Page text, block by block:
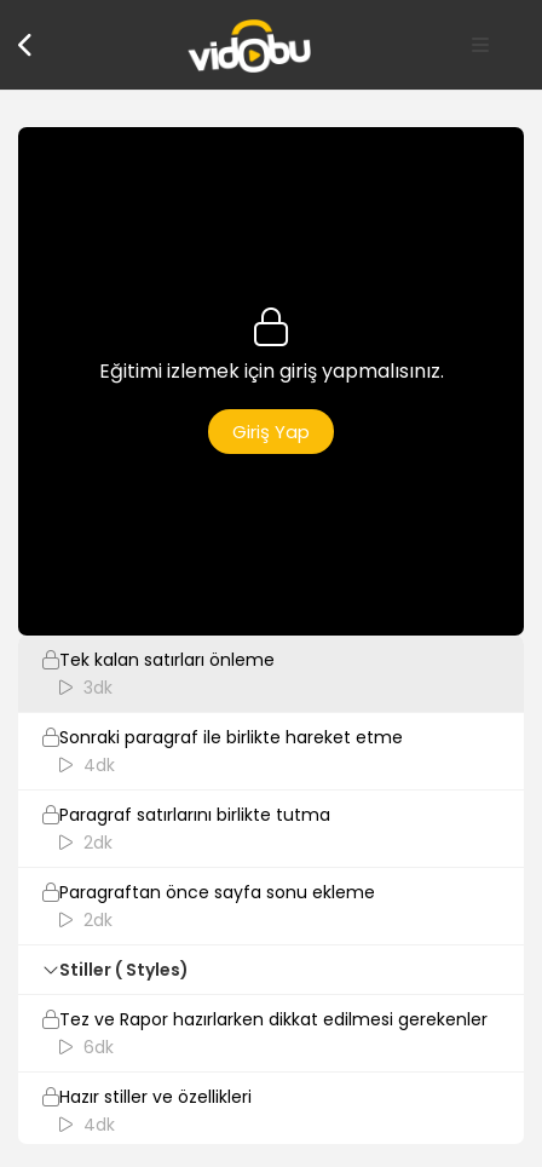
Eğitimi izlemek için giriş yapmalısınız.
Giriş Yap
Paragraf Özellikleri (Indent and Spacing)
Yazım kuralları ve önemi
4dk
Paragraf başı ve Asılı paragraf
Öncesine sonrasına boşluk koyma
Tek kalan satırları önleme
3dk
Sonraki paragraf ile birlikte hareket etme
4dk
Paragraf satırlarını birlikte tutma
2dk
Paragraftan önce sayfa sonu ekleme
2dk
Stiller ( Styles)
Tez ve Rapor hazırlarken dikkat edilmesi gerekenler
6dk
Hazır stiller ve özellikleri
4dk